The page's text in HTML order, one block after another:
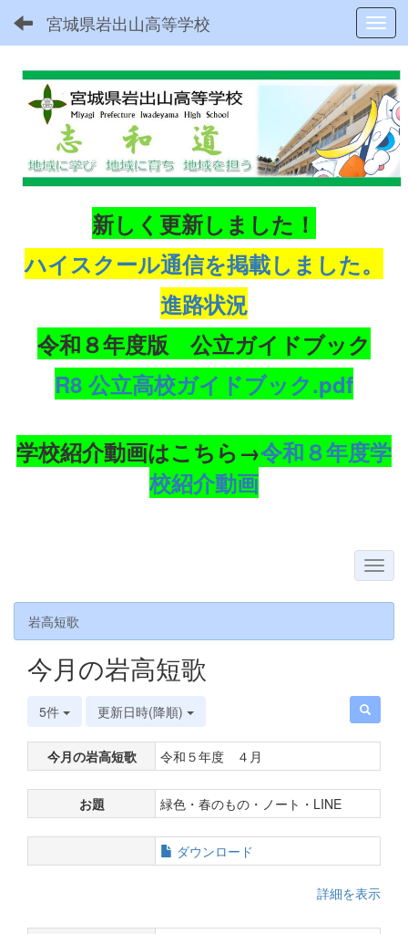
宮城県岩出山高等学校
新しく更新しました！
ハイスクール通信を掲載しました。
進路状況
令和８年度版 公立ガイドブック
R8 公立高校ガイドブック.pdf
学校紹介動画はこちら→令和８年度学
校紹介動画
岩高短歌
今月の岩高短歌
5件 更新日時(降順)
今月の岩高短歌 令和５年度 ４月
お題 緑色・春のもの・ノート・LINE
ダウンロード
詳細を表示